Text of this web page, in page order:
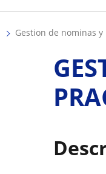
gestion de nominas